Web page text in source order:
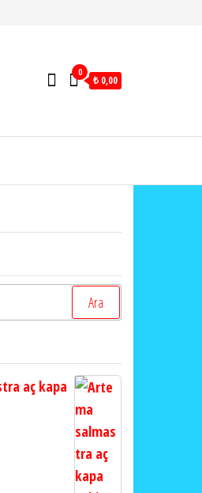
0
₺ 0,00
aç kapa